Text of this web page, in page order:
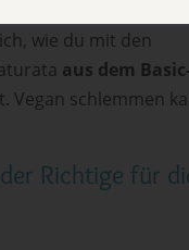
wie du mit den
aus dem Basic-
Vegan schlemmen
Richtige für